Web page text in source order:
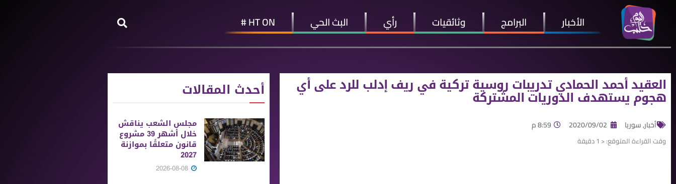
الأخبار البرامج وثائقيات رأي البث الحي HT ON #
العقيد أحمد الحمادي تدريبات روسية تركية في ريف إدلب للرد على أي
هجوم يستهدف الدوريات المشتركة
أخبار,سوريا 2020/09/02 8:59 م
وقت القراءة المتوقع:< 1 دقيقة
أحدث المقالات
مجلس الشعب يناقش
خلال أشهر 39 مشروع
قانون متعلقًا بموازنة
2027